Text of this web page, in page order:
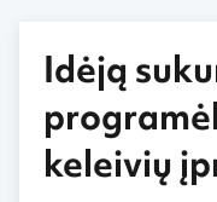
Idėją
keleivių